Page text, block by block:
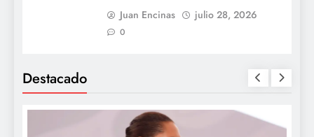
Juan Encinas julio 28, 2026
0
Destacado